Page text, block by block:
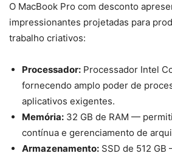
O MacBook Pro com desconto
impressionantes projetadas para
trabalho criativos:
Processador: Processador Intel
fornecendo amplo poder de
aplicativos exigentes.
Memória: 32 GB de RAM —
contínua e gerenciamento de
Armazenamento: SSD de 512